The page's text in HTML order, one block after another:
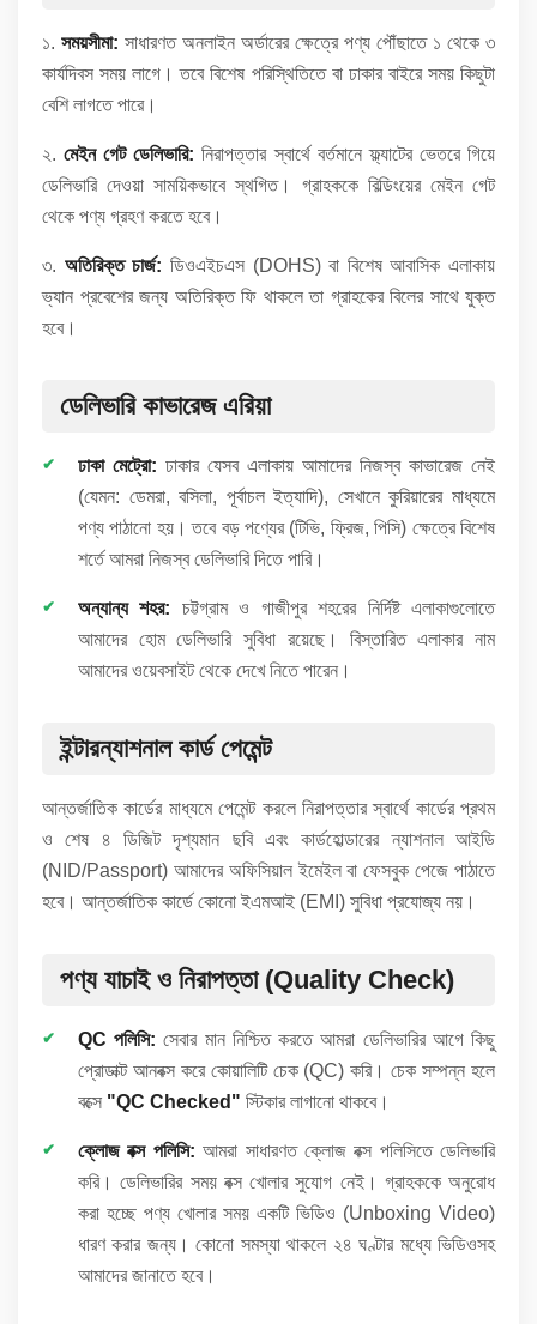
১. সময়সীমা: সাধারণত অনলাইন অর্ডারের ক্ষেত্রে পণ্য পৌঁছাতে ১ থেকে ৩
কার্যদিবস সময় লাগে। তবে বিশেষ পরিস্থিতিতে বা ঢাকার বাইরে সময় কিছুটা
বেশি লাগতে পারে।
২.মেইন গেট ডেলিভারি: নিরাপত্তার স্বার্থে বর্তমানে ফ্ল্যাটের ভেতরে গিয়ে
ডেলিভারি দেওয়া সাময়িকভাবে স্থগিত। গ্রাহককে বিল্ডিংয়ের মেইন গেট
থেকে পণ্য গ্রহণ করতে হবে।
৩. অতিরিক্ত চার্জ: ডিওএইচএস (DOHS) বা বিশেষ আবাসিক এলাকায়
ভ্যান প্রবেশের জন্য অতিরিক্ত ফি থাকলে তা গ্রাহকের বিলের সাথে যুক্ত
হবে।
ডেলিভারি কাভারেজ এরিয়া
ঢাকা মেট্রো: ঢাকার যেসব এলাকায় আমাদের নিজস্ব কাভারেজ নেই
(যেমন: ডেমরা, বসিলা, পূর্বাচল ইত্যাদি), সেখানে কুরিয়ারের মাধ্যমে
পণ্য পাঠানো হয়। তবে বড় পণ্যের (টিভি, ফ্রিজ, পিসি) ক্ষেত্রে বিশেষ
শর্তে আমরা নিজস্ব ডেলিভারি দিতে পারি।
অন্যান্য শহর: চট্টগ্রাম ও গাজীপুর শহরের নির্দিষ্ট এলাকাগুলোতে
আমাদের হোম ডেলিভারি সুবিধা রয়েছে। বিস্তারিত এলাকার নাম
আমাদের ওয়েবসাইট থেকে দেখে নিতে পারেন।
ইন্টারন্যাশনাল কার্ড পেমেন্ট
আন্তর্জাতিক কার্ডের মাধ্যমে পেমেন্ট করলে নিরাপত্তার স্বার্থে কার্ডের প্রথম
ও শেষ ৪ ডিজিট দৃশ্যমান ছবি এবং কার্ডহোল্ডারের ন্যাশনাল আইডি
(NID/Passport) আমাদের অফিসিয়াল ইমেইল বা ফেসবুক পেজে পাঠাতে
হবে। আন্তর্জাতিক কার্ডে কোনো ইএমআই (EMI) সুবিধা প্রযোজ্য নয়।
পণ্য যাচাই ও নিরাপত্তা (Quality Check)
QC পলিসি: সেবার মান নিশ্চিত করতে আমরা ডেলিভারির আগে কিছু
প্রোডাক্ট আনবক্স করে কোয়ালিটি চেক (QC) করি। চেক সম্পন্ন হলে
বক্সে "QC Checked" স্টিকার লাগানো থাকবে।
ক্লোজ বক্স পলিসি: আমরা সাধারণত ক্লোজ বক্স পলিসিতে ডেলিভারি
করি। ডেলিভারির সময় বক্স খোলার সুযোগ নেই। গ্রাহককে অনুরোধ
করা হচ্ছে পণ্য খোলার সময় একটি ভিডিও (Unboxing Video)
ধারণ করার জন্য। কোনো সমস্যা থাকলে ২৪ ঘণ্টার মধ্যে ভিডিওসহ
আমাদের জানাতে হবে।